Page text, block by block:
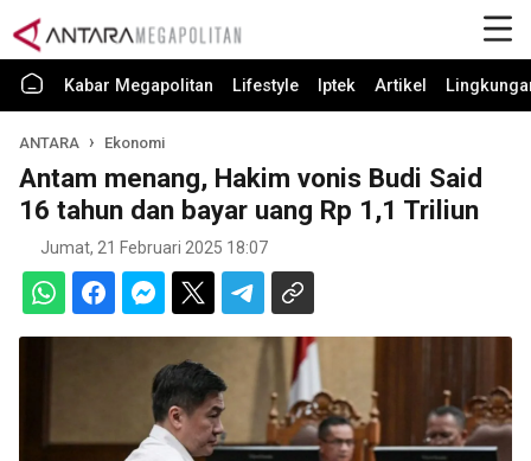
Kabar Megapolitan Lifestyle Iptek Artikel
ANTARA Ekonomi
Antam menang, Hakim vonis Budi Said
16 tahun dan bayar uang Rp 1,1 Triliun
Jumat, 21 Februari 2025 18:07